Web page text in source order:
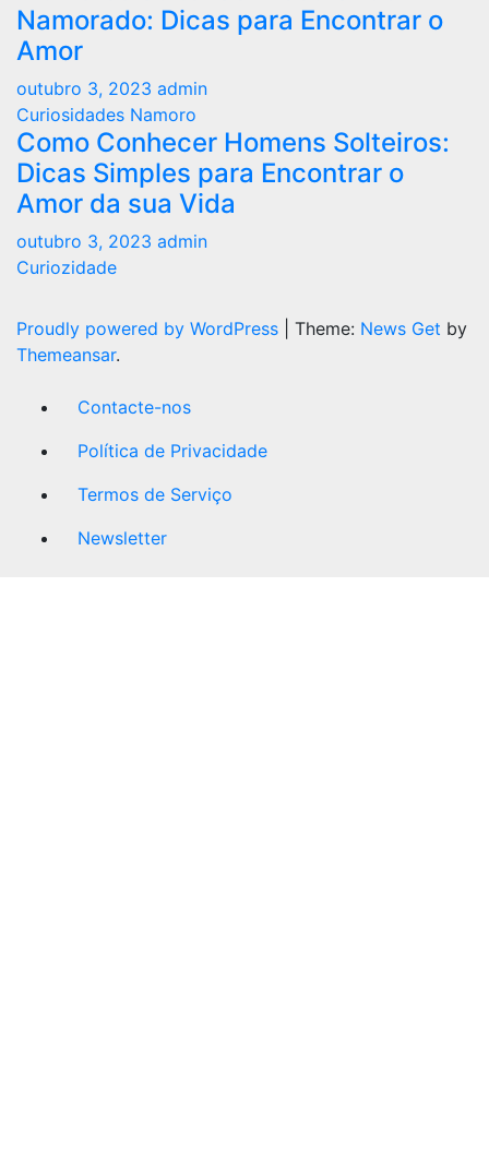
Namorado: Dicas para Encontrar o
Amor
outubro 3, 2023 admin
Curiosidades Namoro
Como Conhecer Homens Solteiros:
Dicas Simples para Encontrar o
Amor da sua Vida
outubro 3, 2023 admin
Curiozidade
Proudly powered by WordPress Theme: News Get by
Themeansar.
Contacte-nos
Política de Privacidade
Termos de Serviço
Newsletter